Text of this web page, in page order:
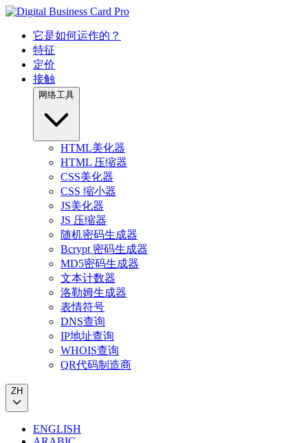
它是如何运作的？
特征
定价
接触
网络工具
HTML美化器
HTML 压缩器
CSS美化器
CSS 缩小器
JS美化器
JS 压缩器
随机密码生成器
Bcrypt 密码生成器
MD5密码生成器
文本计数器
洛勒姆生成器
表情符号
DNS查询
IP地址查询
WHOIS查询
QR代码制造商
ZH
ENGLISH